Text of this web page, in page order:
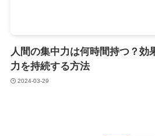
人間の集中力は何時間持つ？効
力を持続する方法
2024-03-29